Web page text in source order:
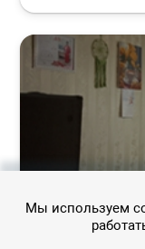
13 000
Мы используем